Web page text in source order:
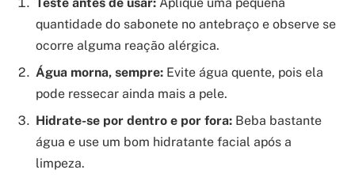
quantidade do sabonete no antebraço e observe se
ocorre alguma reação alérgica.
Água morna, sempre: Evite água quente, pois ela
pode ressecar ainda mais a pele.
Hidrate-se por dentro e por fora: Beba bastante
água e use um bom hidratante facial após a
limpeza.